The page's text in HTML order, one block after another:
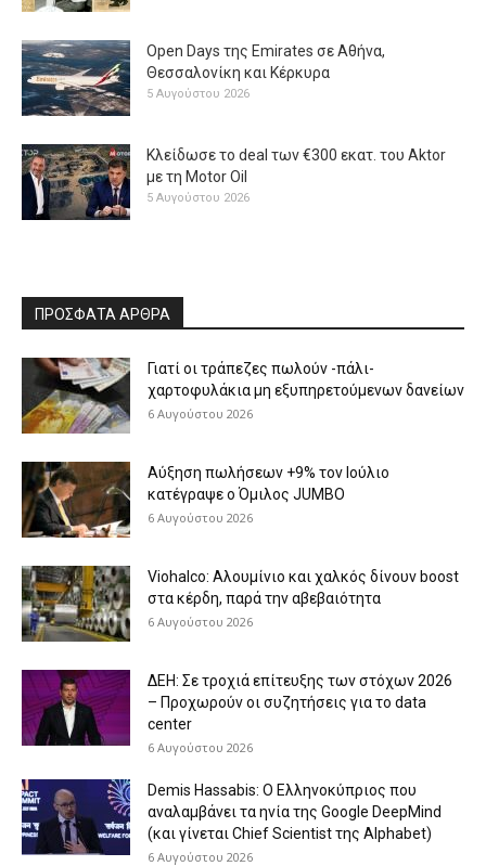
Open Days της Emirates σε Αθήνα,
Θεσσαλονίκη και Κέρκυρα
5 Αυγούστου 2026
Κλείδωσε το deal των €300 εκατ. του Aktor
με τη Μotor Oil
5 Αυγούστου 2026
ΠΡΟΣΦΑΤΑ ΑΡΘΡΑ
Γιατί οι τράπεζες πωλούν -πάλι-
χαρτοφυλάκια μη εξυπηρετούμενων δανείων
6 Αυγούστου 2026
Aύξηση πωλήσεων +9% τον Ιούλιο
κατέγραψε ο Όμιλος JUMBO
6 Αυγούστου 2026
Viohalco: Aλουμίνιο και χαλκός δίνουν boost
στα κέρδη, παρά την αβεβαιότητα
6 Αυγούστου 2026
ΔΕΗ: Σε τροχιά επίτευξης των στόχων 2026
– Προχωρούν οι συζητήσεις για το data
center
6 Αυγούστου 2026
Demis Hassabis: Ο Ελληνοκύπριος που
αναλαμβάνει τα ηνία της Google DeepMind
(και γίνεται Chief Scientist της Alphabet)
6 Αυγούστου 2026